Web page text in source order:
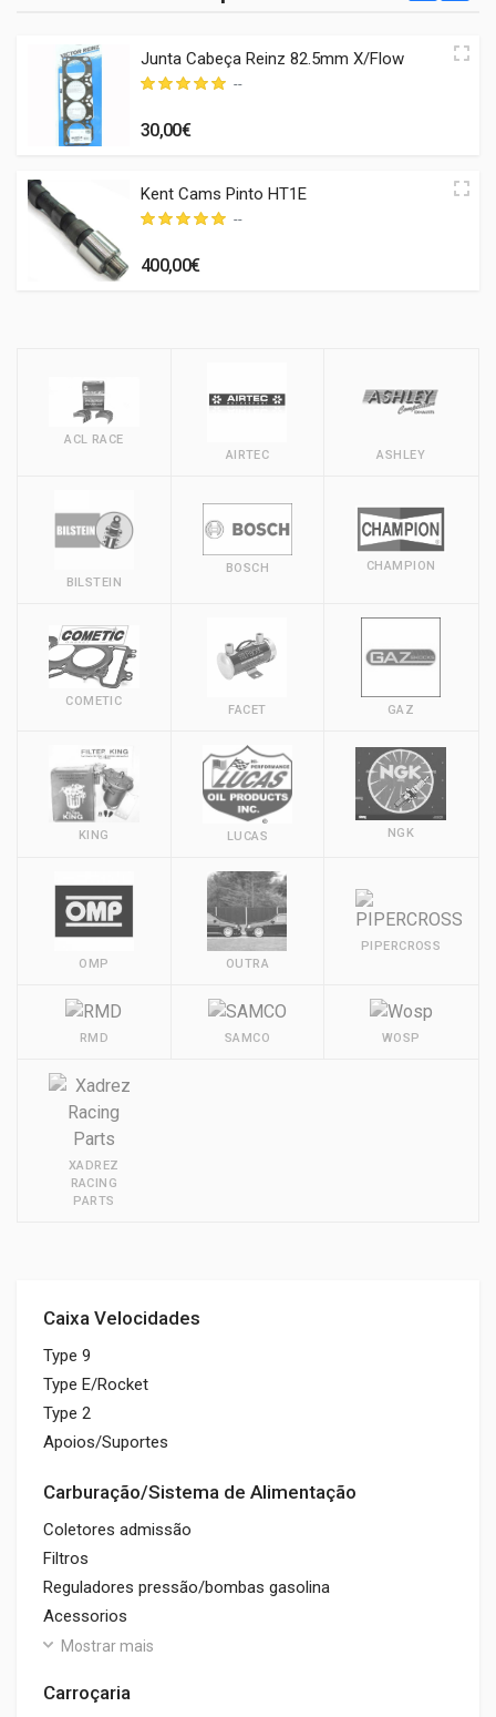
Caixa Velocidades
Type 9
Type E/Rocket
Type 2
Apoios/Suportes
Carburação/Sistema de Alimentação
Coletores admissão
Filtros
Reguladores pressão/bombas gasolina
Acessorios
Mostrar mais
Carroçaria
Junta Cabeça Reinz 82.5mm X/Flow
--
30,00€
Kent Cams Pinto HT1E
--
400,00€
ACL RACE
AIRTEC
ASHLEY
BILSTEIN
BOSCH CHAMPION
COMETIC
FACET GAZ
KING LUCAS NGK
OMP OUTRA
PIPERCROSS
RMD SAMCO WOSP
XADREZ
RACING
PARTS